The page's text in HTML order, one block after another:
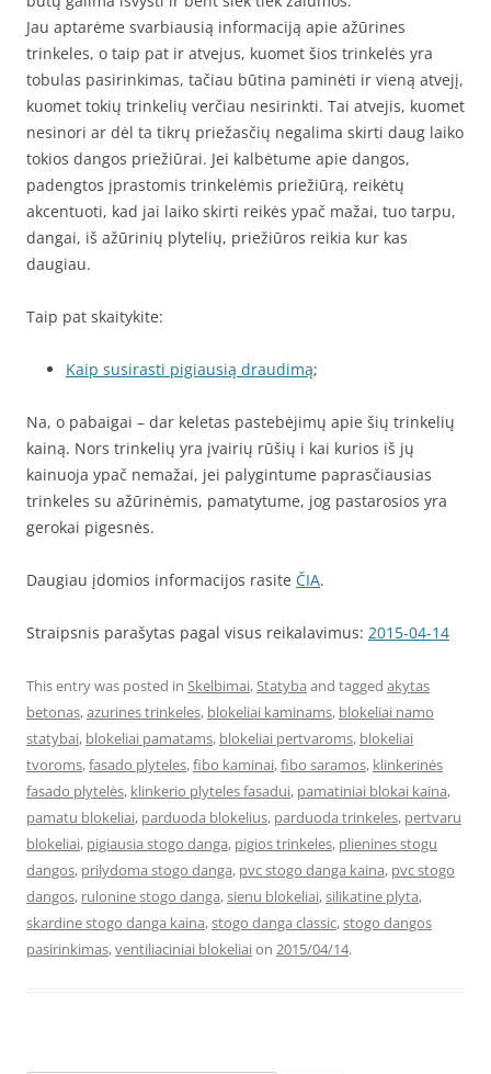
Jau aptarėme svarbiausią informaciją apie ažūrines
trinkeles, o taip pat ir atvejus, kuomet šios trinkelės yra
tobulas pasirinkimas, tačiau būtina paminėti ir vieną atvejį,
kuomet tokių trinkelių verčiau nesirinkti. Tai atvejis, kuomet
nesinori ar dėl ta tikrų priežasčių negalima skirti daug laiko
tokios dangos priežiūrai. Jei kalbėtume apie dangos,
padengtos įprastomis trinkelėmis priežiūrą, reikėtų
akcentuoti, kad jai laiko skirti reikės ypač mažai, tuo tarpu,
dangai, iš ažūrinių plytelių, priežiūros reikia kur kas
daugiau.
Taip pat skaitykite:
Kaip susirasti pigiausią draudimą;
Na, o pabaigai – dar keletas pastebėjimų apie šių trinkelių
kainą. Nors trinkelių yra įvairių rūšių i kai kurios iš jų
kainuoja ypač nemažai, jei palygintume paprasčiausias
trinkeles su ažūrinėmis, pamatytume, jog pastarosios yra
gerokai pigesnės.
Daugiau įdomios informacijos rasite ČIA.
Straipsnis parašytas pagal visus reikalavimus: 2015-04-14
This entry was posted in Skelbimai,Statyba and tagged akytas
betonas,azurines trinkeles, blokeliai kaminams, blokeliai namo
statybai, blokeliai pamatams, blokeliai pertvaroms, blokeliai
tvoroms,fasado plyteles,fibo kaminai,fibo saramos, klinkerinės
fasado plytelės, klinkerio plyteles fasadui, pamatiniai blokai kaina,
pamatu blokeliai, parduoda blokelius, parduoda trinkeles, pertvaru
blokeliai, pigiausia stogo danga, pigios trinkeles, plienines stogu
dangos, prilydoma stogo danga, pvc stogo danga kaina, pvc stogo
dangos, rulonine stogo danga,sienu blokeliai,silikatine plyta,
skardine stogo danga kaina,stogo danga classic,stogo dangos
pasirinkimas,ventiliaciniai blokeliaion 2015/04/14.